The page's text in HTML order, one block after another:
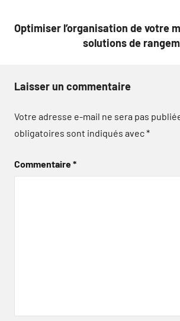
Optimiser l’organisation de votre
solutions de
Laisser un commentaire
Votre adresse e-mail ne sera pas
obligatoires sont indiqués avec*
Commentaire*